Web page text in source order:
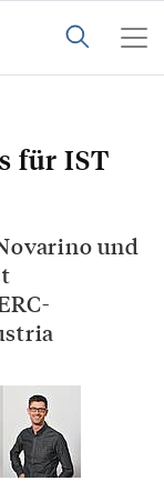
für IST
und